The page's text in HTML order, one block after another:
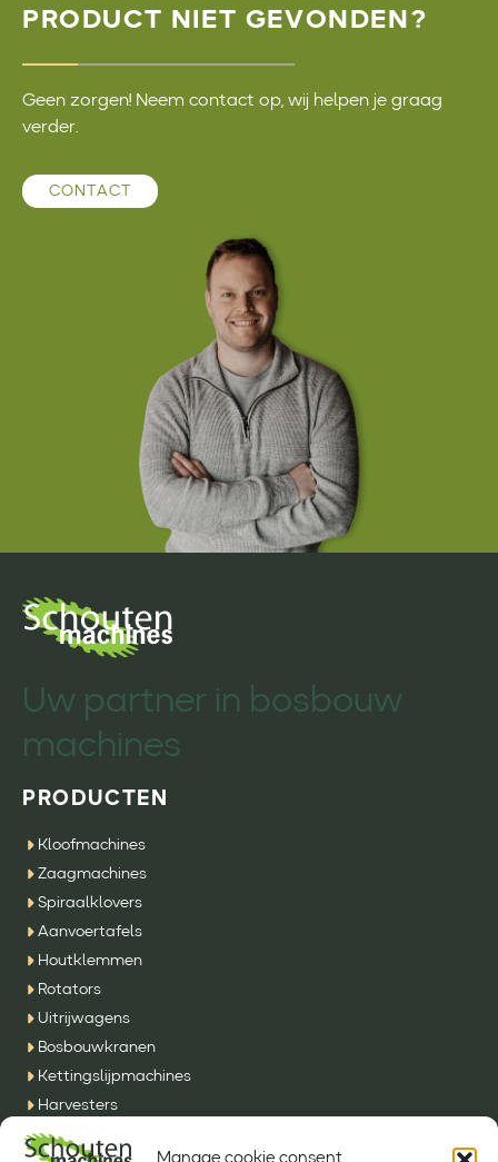
PRODUCT NIET GEVONDEN?
Geen zorgen! Neem contact op, wij helpen je graag
verder.
CONTACT
Uw partner in bosbouw
machines
PRODUCTEN
Kloofmachines
Zaagmachines
Spiraalklovers
Aanvoertafels
Houtklemmen
Rotators
Uitrijwagens
Bosbouwkranen
Kettingslijpmachines
Harvesters
SFE Machines